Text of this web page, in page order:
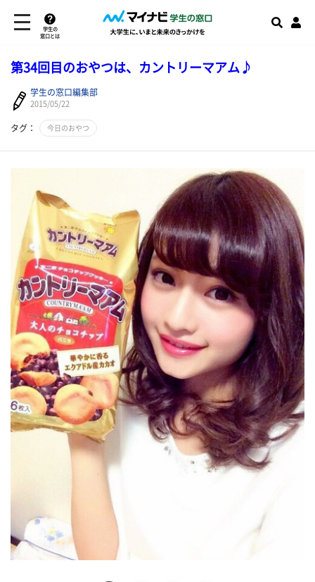
学生の
窓口とは
第34回目のおやつは、カントリーマアム♪
学生の窓口編集部
2015/05/22
タグ： 今日のおやつ